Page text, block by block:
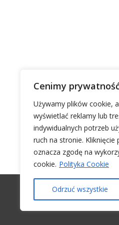
Cenimy
Używamy plików cookie,
wyświetlać reklamy lub
indywidualnych potrzeb
ruch na stronie. Kliknięcie
oznacza zgodę na
cookie. Polityka Cookie
Odrzuć wszystkie